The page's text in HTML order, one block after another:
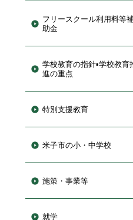
フリースクール利用料等
助金
学校教育の指針▪学校教育
進の重点
特別支援教育
米子市の小・中学校
施策・事業等
就学